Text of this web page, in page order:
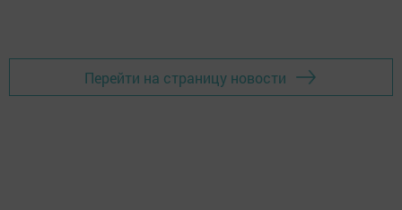
Перейти на страницу новости